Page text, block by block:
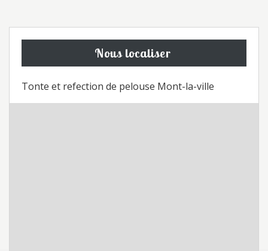
Nous localiser
Tonte et refection de pelouse Mont-la-ville